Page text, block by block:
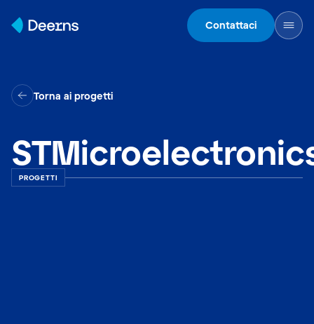
Contattaci
Torna ai progetti
PROGETTI